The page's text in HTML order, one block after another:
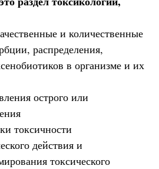
и количественные
распределения,
в организме и их
острого или
токсичности
действия и
токсического